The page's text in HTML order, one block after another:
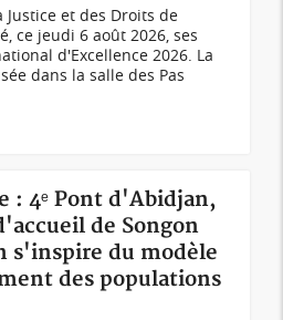
Justice et des Droits de
ce jeudi 6 août 2026, ses
d'Excellence 2026. La
dans la salle des Pas
: 4ᵉ Pont d'Abidjan,
de Songon
s'inspire du modèle
des populations